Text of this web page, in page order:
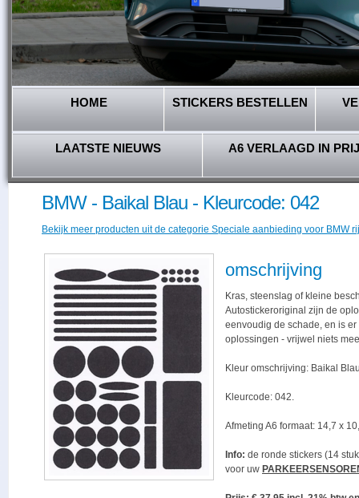
HOME STICKERS BESTELLEN
LAATSTE NIEUWS A6 VERLAAGD IN
BMW - Baikal Blau - Kleurcode: 042
Bekijk meer producten uit de categorie Speciale aanbieding voor BMW
omschrijving
Kras, steenslag of kleine
Autostickeroriginal zijn de
eenvoudig de schade, en is
oplossingen - vrijwel niets
Kleur omschrijving: Baikal
Kleurcode: 042.
Afmeting A6 formaat: 14,7 x
Info: de ronde stickers (14
voor uw